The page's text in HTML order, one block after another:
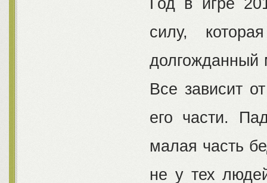
Год в игре
силу,
долгожданный
Все зависит
его части.
малая часть
не у тех